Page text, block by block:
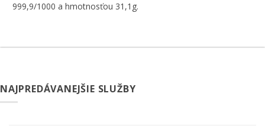
999,9/1000 a hmotnosťou 31,1g.
NAJPREDÁVANEJŠIE SLUŽBY